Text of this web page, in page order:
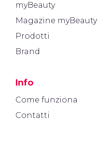
myBeauty
Magazine myBeauty
Prodotti
Brand
Info
Come funziona
Contatti